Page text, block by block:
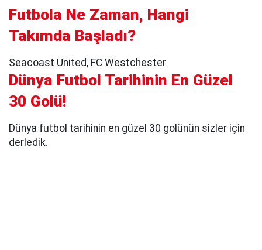
Futbola Ne Zaman, Hangi
Takımda Başladı?
Seacoast United, FC Westchester
Dünya Futbol Tarihinin En Güzel
30 Golü!
Dünya futbol tarihinin en güzel 30 golünün sizler için
derledik.